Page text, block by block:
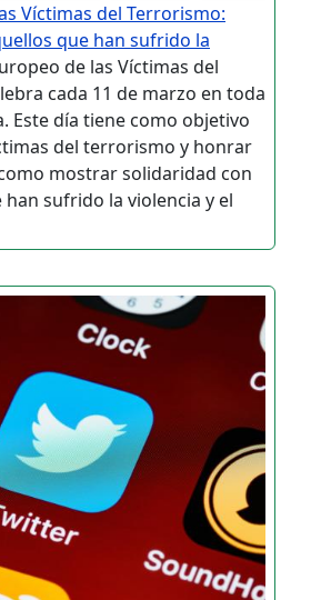
Víctimas del Terrorismo:
que han sufrido la
de las Víctimas del
cada 11 de marzo en toda
Este día tiene como objetivo
del terrorismo y honrar
mostrar solidaridad con
han sufrido la violencia y el